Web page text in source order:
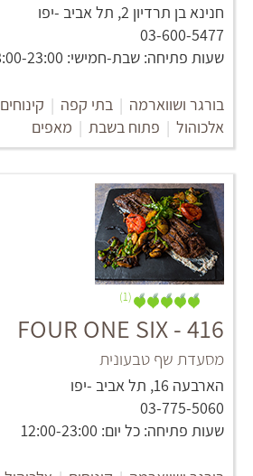
חנינא בן תרדיון 2‏, תל אביב -יפו
03-600-5477
שעות פתיחה: שבת-חמישי: 8:00-23:00, שישי: 8:00-17:00
בורגר ושווארמה | בתי קפה | קינוחים
אלכוהול | פתוח בשבת | מאפים
(1)
FOUR ONE SIX - 416
מסעדת שף טבעונית
הארבעה 16, תל אביב -יפו
03-775-5060
שעות פתיחה: כל יום: 12:00-23:00